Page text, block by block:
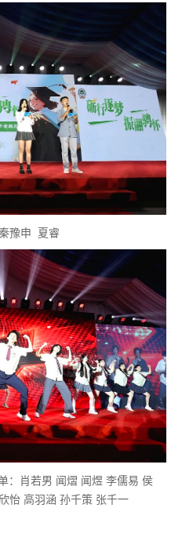
豫申 夏睿
：肖若男 闻熠 闻煜 李儒易 侯
怡 高羽涵 孙千策 张千一